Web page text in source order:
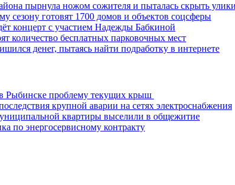
пырнула ножом сожителя и пыталась скрыть улики
сезону готовят 1700 домов и объектов соцсферы
концерт с участием Надежды Бабкиной
количество бесплатных парковочных мест
денег, пытаясь найти подработку в интернете
Рыбинске проблему текущих крыш
крупной аварии на сетях электроснабжения
квартиры выселили в общежитие
по энергосервисному контракту